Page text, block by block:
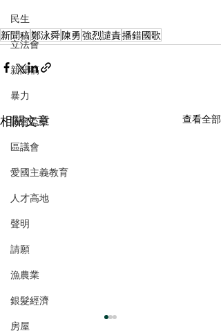
民生
立法會
新聞稿
暴力
議會監察
區議會
愛國主義教育
人才高地
聲明
請願
漁農業
銀髮經濟
房屋
新聞稿鄭泳舜陳勇強烈譴責播錯國歌
相關文章 查看全部